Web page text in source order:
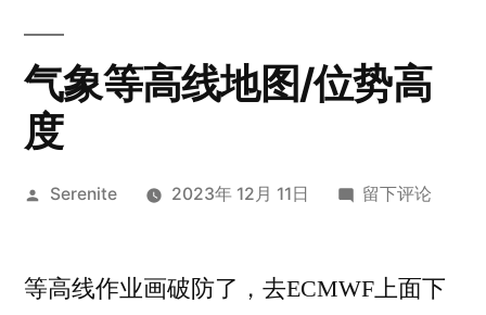
气象等高线地图/位势高
度
发
Serenite 2023年 12月 11日
于
等
留下评论
等高线作业画破防了，去ECMWF上面下